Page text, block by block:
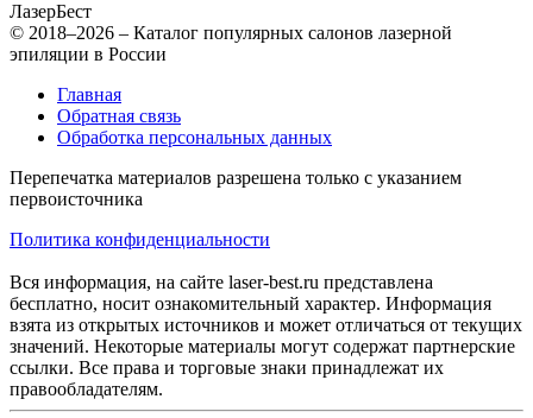
ЛазерБест
© 2018–2026 – Каталог популярных салонов лазерной
эпиляции в России
Главная
Обратная связь
Обработка персональных данных
Перепечатка материалов разрешена только с указанием
первоисточника
Политика конфиденциальности
Вся информация, на сайте laser-best.ru представлена
бесплатно, носит ознакомительный характер. Информация
взята из открытых источников и может отличаться от текущих
значений. Некоторые материалы могут содержат партнерские
ссылки. Все права и торговые знаки принадлежат их
правообладателям.